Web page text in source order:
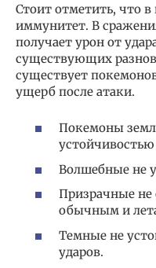
Стоит отметить, что в
иммунитет. В
получает урон от
существующих
существует
ущерб после атаки.
Покемоны
Волшебные не
Призрачные
обычным и
Темные не
ударов.